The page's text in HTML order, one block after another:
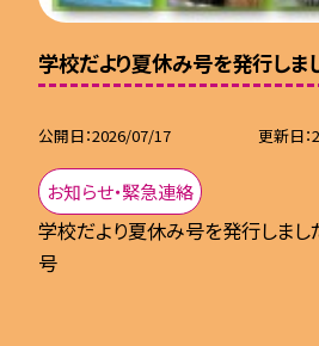
学校だより夏休み号を発行しま
公開日 2026/07/17 更新日
お知らせ・緊急連絡
学校だより夏休み号を発行しまし
号